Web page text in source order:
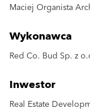
Maciej Organista
Wykonawca
Red Co. Bud Sp. z
Inwestor
Real Estate